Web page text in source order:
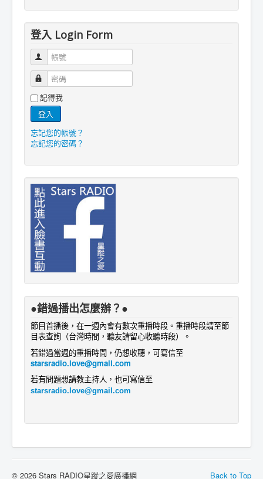
登入 Login Form
帳號
密碼
記得我
登入
忘記您的帳號？
忘記您的密碼？
●錯過播出怎麼辦？●
節目首播後，在一週內會有數次重播時段。重播時段請至節
目表查詢 （台灣時間，聽友請留心收聽時段）
。
若錯過當週的重播時間，仍想收聽，可寫信至
starsradio.love@gmail.com
若有問題想請教主持人 ， 也可寫信至
starsradio.love@gmail.com
Back to Top
© 2026 Stars RADIO星蹤之愛廣播網